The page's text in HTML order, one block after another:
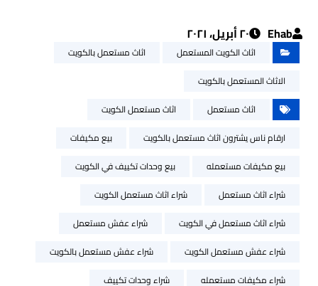
Ehab ٢٠ أبريل، ٢٠٢١
اثاث الكويت المستعمل
اثاث مستعمل بالكويت
الاثاث المستعمل بالكويت
اثاث مستعمل
اثاث مستعمل الكويت
ارقام ناس يشترون اثاث مستعمل بالكويت
بيع مكيفات
بيع مكيفات مستعمله
بيع وحدات تكييف في الكويت
شراء اثاث مستعمل
شراء اثاث مستعمل الكويت
شراء اثاث مستعمل في الكويت
شراء عفش مستعمل
شراء عفش مستعمل الكويت
شراء عفش مستعمل بالكويت
شراء مكيفات مستعمله
شراء وحدات تكييف